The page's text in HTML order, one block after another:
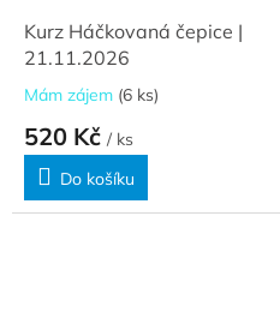
Kurz Háčkovaná čepice |
21.11.2026
Mám zájem (6 ks)
520 Kč / ks
Do košíku